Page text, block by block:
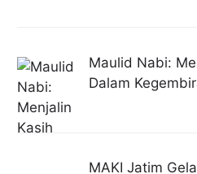
Maulid Nabi:
Dalam
MAKI Jatim